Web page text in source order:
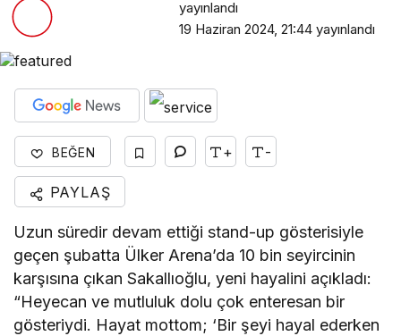
yayınlandı
19 Haziran 2024, 21:44 yayınlandı
BEĞEN + -
PAYLAŞ
Uzun süredir devam ettiği stand-up gösterisiyle
geçen şubatta Ülker Arena’da 10 bin seyircinin
karşısına çıkan Sakallıoğlu, yeni hayalini açıkladı:
“Heyecan ve mutluluk dolu çok enteresan bir
gösteriydi. Hayat mottom; ‘Bir şeyi hayal ederken